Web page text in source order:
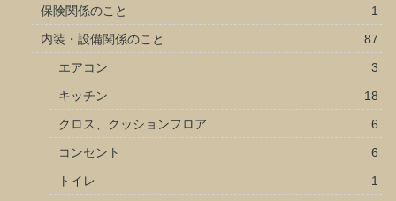
保険関係のこと
1
内装・設備関係のこと
87
エアコン
3
キッチン
18
クロス、クッションフロア
6
コンセント
6
トイレ
1